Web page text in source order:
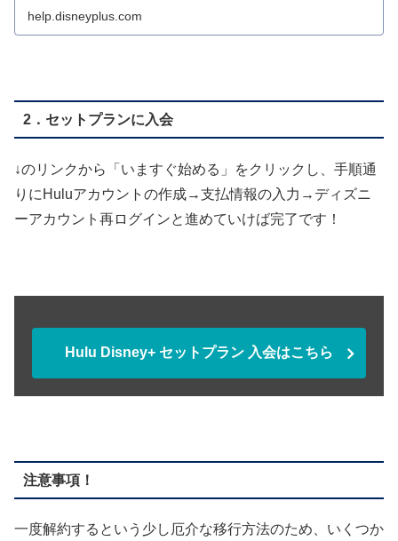
help.disneyplus.com
2．セットプランに入会
↓のリンクから「いますぐ始める」をクリックし、手順通
りにHuluアカウントの作成→支払情報の入力→ディズニ
ーアカウント再ログインと進めていけば完了です！
Hulu Disney+ セットプラン 入会はこちら
注意事項！
一度解約するという少し厄介な移行方法のため、いくつか